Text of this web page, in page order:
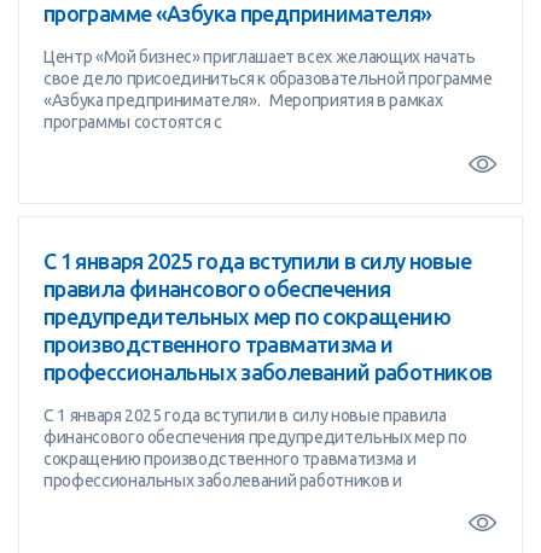
программе «Азбука предпринимателя»
Центр «Мой бизнес» приглашает всех желающих начать
свое дело присоединиться к образовательной программе
«Азбука предпринимателя». Мероприятия в рамках
программы состоятся с
С 1 января 2025 года вступили в силу новые
правила финансового обеспечения
предупредительных мер по сокращению
производственного травматизма и
профессиональных заболеваний работников
С 1 января 2025 года вступили в силу новые правила
финансового обеспечения предупредительных мер по
сокращению производственного травматизма и
профессиональных заболеваний работников и